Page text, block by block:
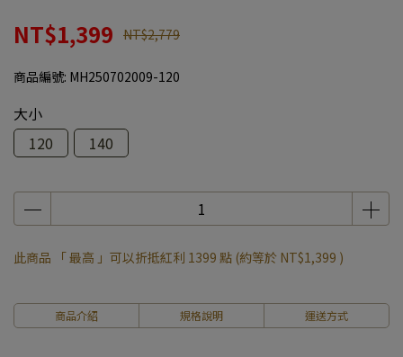
NT$1,399 NT$2,779
商品編號: MH250702009-120
大小
120
140
此商品 「 最高 」可以折抵紅利 1399 點 (約等於 NT$1,399 )
商品介紹 規格說明 運送方式